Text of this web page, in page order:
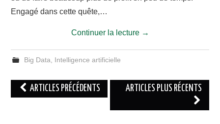
Engagé dans cette quête,…
Continuer la lecture →
Big Data Intelligence artificielle
Navigation
des
ARTICLES PRÉCÉDENTS ARTICLES PLUS RÉCENTS